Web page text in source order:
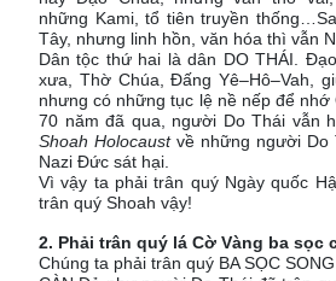
những Kami, tổ tiên truyền
Tây, nhưng linh hồn, văn hóa thì vẫn
Dân tộc thứ hai là dân DO THÁI.
xưa, Thờ Chúa, Đấng Yê–Hô–Vah,
nhưng có những tục lệ nề nếp để
70 năm đã qua, người Do Thái vẫn
Shoah Holocaustvề những người Do
Nazi Đức sát hại.
Vì vậy ta phải trân quý Ngày quốc
trân quý Shoah vậy!
2. Phải trân quý lá Cờ Vàng ba sọc
Chúng ta phải trân quý BA SỌC